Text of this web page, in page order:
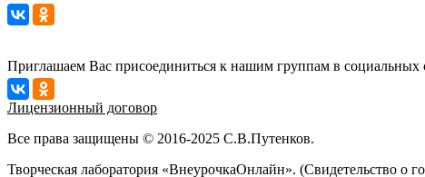
Приглашаем Вас присоединиться к нашим группам в социальных
Лицензионный договор
Все права защищены © 2016-2025 С.В.Путенков.
Творческая лаборатория «ВнеурочкаОнлайн». (Свидетельство